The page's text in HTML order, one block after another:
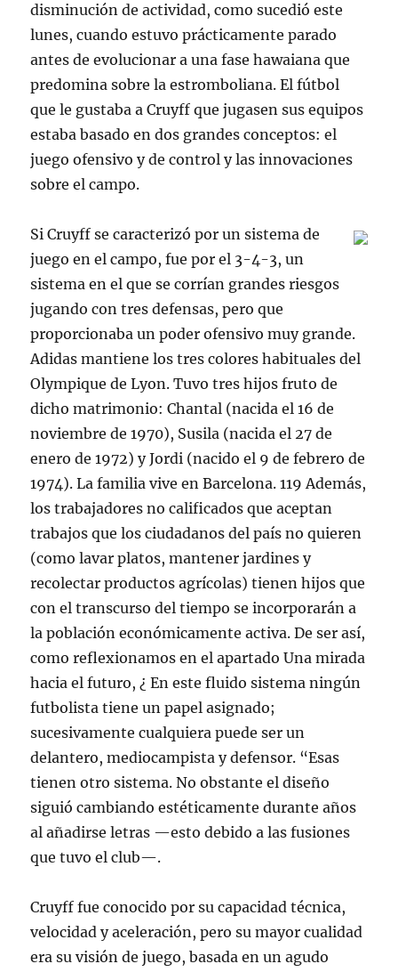
disminución de actividad, como sucedió este
lunes, cuando estuvo prácticamente parado
antes de evolucionar a una fase hawaiana que
predomina sobre la estromboliana. El fútbol
que le gustaba a Cruyff que jugasen sus equipos
estaba basado en dos grandes conceptos: el
juego ofensivo y de control y las innovaciones
sobre el campo.
Si Cruyff se caracterizó por un sistema de
juego en el campo, fue por el 3-4-3, un
sistema en el que se corrían grandes riesgos
jugando con tres defensas, pero que
proporcionaba un poder ofensivo muy grande.
Adidas mantiene los tres colores habituales del
Olympique de Lyon. Tuvo tres hijos fruto de
dicho matrimonio: Chantal (nacida el 16 de
noviembre de 1970), Susila (nacida el 27 de
enero de 1972) y Jordi (nacido el 9 de febrero de
1974). La familia vive en Barcelona. 119 Además,
los trabajadores no calificados que aceptan
trabajos que los ciudadanos del país no quieren
(como lavar platos, mantener jardines y
recolectar productos agrícolas) tienen hijos que
con el transcurso del tiempo se incorporarán a
la población económicamente activa. De ser así,
como reflexionamos en el apartado Una mirada
hacia el futuro, ¿ En este fluido sistema ningún
futbolista tiene un papel asignado;
sucesivamente cualquiera puede ser un
delantero, mediocampista y defensor. “Esas
tienen otro sistema. No obstante el diseño
siguió cambiando estéticamente durante años
al añadirse letras —esto debido a las fusiones
que tuvo el club—.
Cruyff fue conocido por su capacidad técnica,
velocidad y aceleración, pero su mayor cualidad
era su visión de juego, basada en un agudo